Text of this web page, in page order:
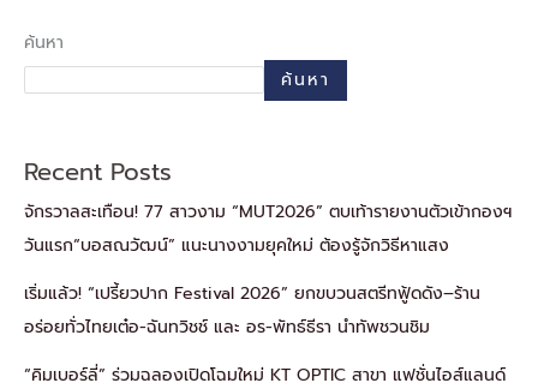
ค้นหา
ค้นหา
Recent Posts
จักรวาลสะเทือน! 77 สาวงาม “MUT2026” ตบเท้ารายงานตัวเข้ากองฯ
วันแรก“บอสณวัฒน์” แนะนางงามยุคใหม่ ต้องรู้จักวิธีหาแสง
เริ่มแล้ว! “เปรี้ยวปาก Festival 2026” ยกขบวนสตรีทฟู้ดดัง–ร้าน
อร่อยทั่วไทยเต๋อ-ฉันทวิชช์ และ อร-พัทธ์ธีรา นำทัพชวนชิม
“คิมเบอร์ลี่” ร่วมฉลองเปิดโฉมใหม่ KT OPTIC สาขา แฟชั่นไอส์แลนด์